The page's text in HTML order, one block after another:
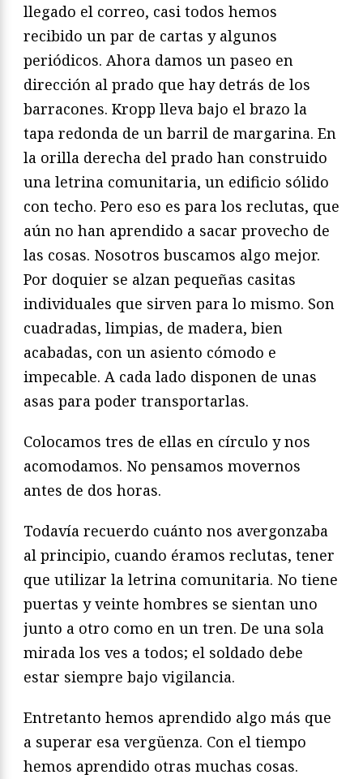
llegado el correo, casi todos hemos
recibido un par de cartas y algunos
periódicos. Ahora damos un paseo en
dirección al prado que hay detrás de los
barracones. Kropp lleva bajo el brazo la
tapa redonda de un barril de margarina. En
la orilla derecha del prado han construido
una letrina comunitaria, un edificio sólido
con techo. Pero eso es para los reclutas, que
aún no han aprendido a sacar provecho de
las cosas. Nosotros buscamos algo mejor.
Por doquier se alzan pequeñas casitas
individuales que sirven para lo mismo. Son
cuadradas, limpias, de madera, bien
acabadas, con un asiento cómodo e
impecable. A cada lado disponen de unas
asas para poder transportarlas.
Colocamos tres de ellas en círculo y nos
acomodamos. No pensamos movernos
antes de dos horas.
Todavía recuerdo cuánto nos avergonzaba
al principio, cuando éramos reclutas, tener
que utilizar la letrina comunitaria. No tiene
puertas y veinte hombres se sientan uno
junto a otro como en un tren. De una sola
mirada los ves a todos; el soldado debe
estar siempre bajo vigilancia.
Entretanto hemos aprendido algo más que
a superar esa vergüenza. Con el tiempo
hemos aprendido otras muchas cosas.